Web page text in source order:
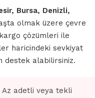
Bursa, Denizli,
olmak üzere çevre
çözümleri ile
haricindeki sevkiyat
destek alabilirsiniz.
Az adetli veya tekli